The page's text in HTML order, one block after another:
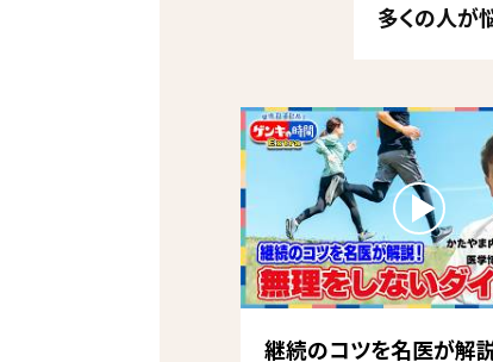
多くの人が
継続のコツを名医が解